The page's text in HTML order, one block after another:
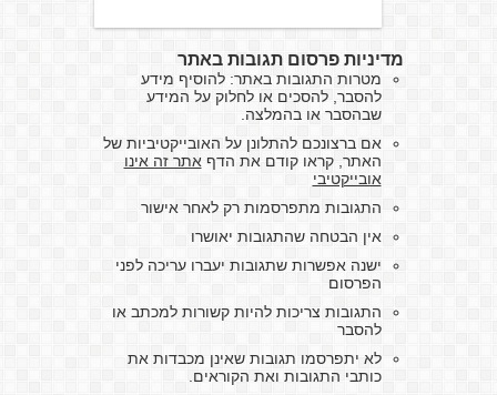
מדיניות פרסום תגובות באתר
מטרות התגובות באתר: להוסיף מידע
להסבר, להסכים או לחלוק על המידע
שבהסבר או בהמלצה.
אם ברצונכם להתלונן על האובייקטיביות של
האתר, קראו קודם את הדףאתר זה אינו
אובייקטיבי
התגובות מתפרסמות רק לאחר אישור
אין הבטחה שהתגובות יאושרו
ישנה אפשרות שתגובות יעברו עריכה לפני
הפרסום
התגובות צריכות להיות קשורות למכתב או
להסבר
לא יתפרסמו תגובות שאינן מכבדות את
כותבי התגובות ואת הקוראים.